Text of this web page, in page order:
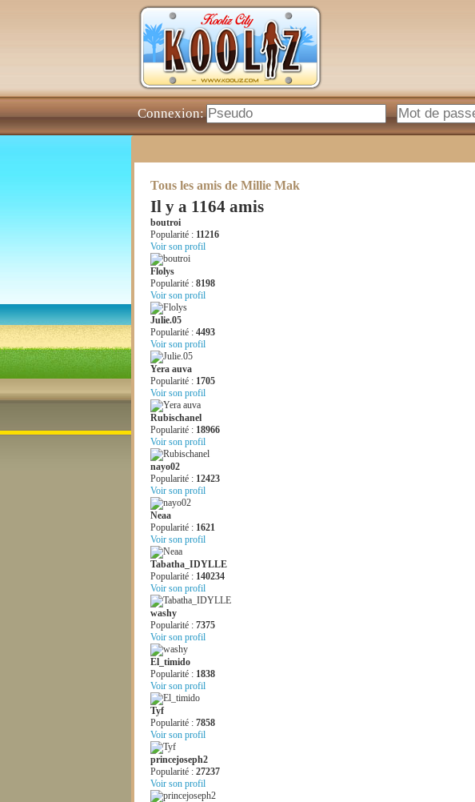
Connexion:
Tous les amis de Millie Mak
Il y a 1164 amis
boutroi
Popularité : 11216
Voir son profil
Flolys
Popularité : 8198
Voir son profil
Julie.05
Popularité : 4493
Voir son profil
Yera auva
Popularité : 1705
Voir son profil
Rubischanel
Popularité : 18966
Voir son profil
nayo02
Popularité : 12423
Voir son profil
Neaa
Popularité : 1621
Voir son profil
Tabatha_IDYLLE
Popularité : 140234
Voir son profil
washy
Popularité : 7375
Voir son profil
El_timido
Popularité : 1838
Voir son profil
Tyf
Popularité : 7858
Voir son profil
princejoseph2
Popularité : 27237
Voir son profil